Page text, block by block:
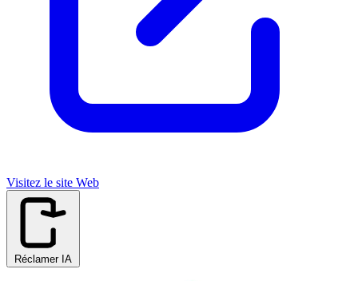
Visitez le site Web
Réclamer IA